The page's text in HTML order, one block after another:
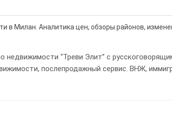
в Милан. Аналитика цен, обзоры районов,
недвижимости “Треви Элит” с
послепродажный сервис. ВНЖ,